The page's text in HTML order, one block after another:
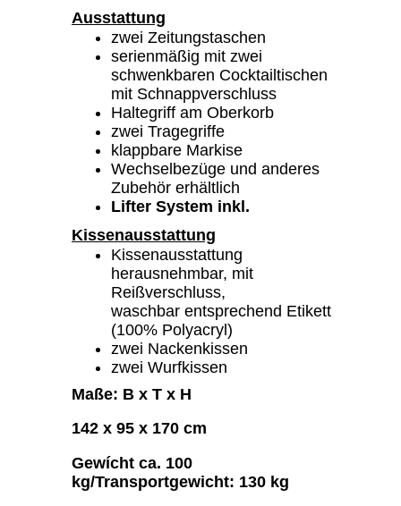
Ausstattung
zwei Zeitungstaschen
serienmäßig mit zwei
schwenkbaren Cocktailtischen
mit Schnappverschluss
Haltegriff am Oberkorb
zwei Tragegriffe
klappbare Markise
Wechselbezüge und anderes
Zubehör erhältlich
Lifter System inkl.
Kissenausstattung
Kissenausstattung
herausnehmbar, mit
Reißverschluss,
waschbar entsprechend Etikett
(100% Polyacryl)
zwei Nackenkissen
zwei Wurfkissen
Maße: B x T x H
142 x 95 x 170 cm
Gewícht ca. 100
kg/Transportgewicht: 130 kg